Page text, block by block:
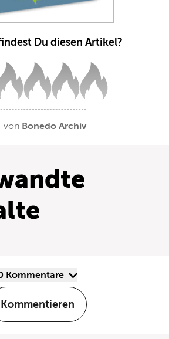
Du diesen Artikel?
von Bonedo Archiv
0 Kommentare
Kommentieren